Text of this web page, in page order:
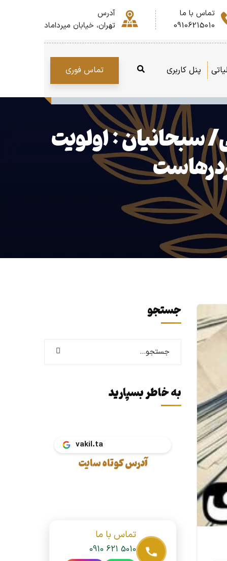
تماس با ما
09106215010
آدرس
تهران، خیابان میرداماد
پنل کاربری تماس فوری
سبحانیان : اولویت
جستجو
به خاطر بسپارید
vakil.tax
آدرس کوتاه سایت
تماس با ما
0910 621 5010